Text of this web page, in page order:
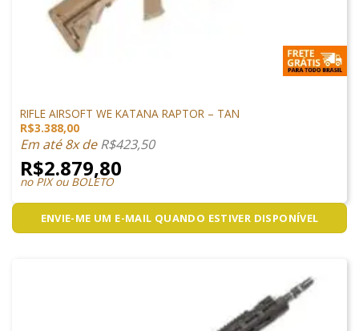
RIFLE AIRSOFT WE KATANA RAPTOR – TAN
R$3.388,00
Em até 8x deR$423,50
R$2.879,80
no PIX ou BOLETO
ENVIE-ME UM E-MAIL QUANDO ESTIVER DISPONÍVEL